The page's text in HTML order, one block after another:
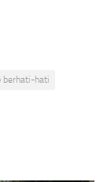
berhati-hati